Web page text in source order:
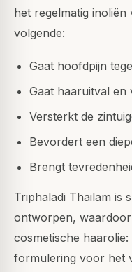
het regelmatig
volgende:
Gaat hoofdpijn
Gaat haaruitval en
Versterkt de
Bevordert een
Brengt
Triphaladi Thailam is
ontworpen,
cosmetische
formulering voor het